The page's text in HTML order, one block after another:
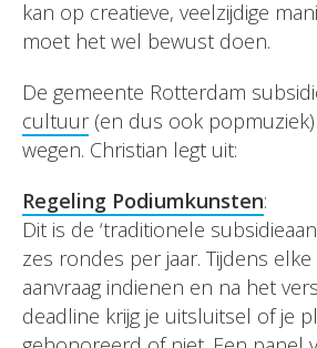
kan op creatieve, veelzijdige
moet het wel bewust doen.
De gemeente Rotterdam
cultuur(en dus ook popmuziek)
wegen. Christian legt uit:
Regeling Podiumkunsten:
Dit is de ‘traditionele
zes rondes per jaar. Tijdens
aanvraag indienen en na het
deadline krijg je uitsluitsel of je